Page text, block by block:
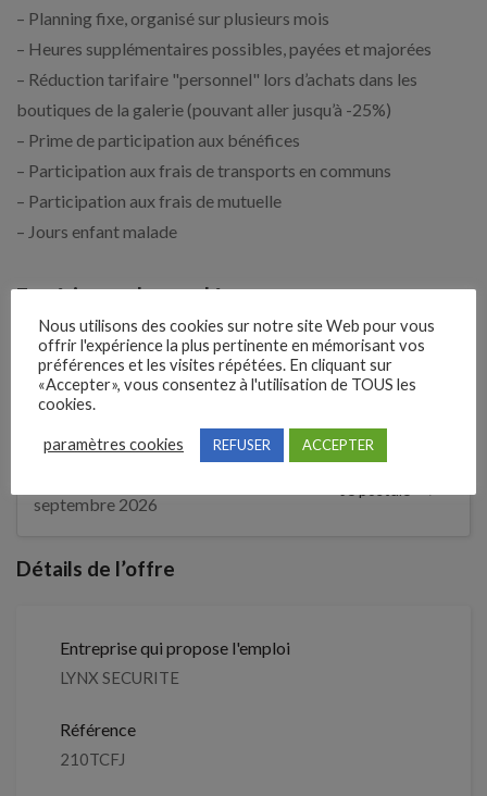
– Planning fixe, organisé sur plusieurs mois
– Heures supplémentaires possibles, payées et majorées
– Réduction tarifaire "personnel" lors d’achats dans les
boutiques de la galerie (pouvant aller jusqu’à -25%)
– Prime de participation aux bénéfices
– Participation aux frais de transports en communs
– Participation aux frais de mutuelle
– Jours enfant malade
Expérience demandée
Débutant accepté
septembre 2026
Détails de l’offre
Entreprise qui propose l'emploi
LYNX SECURITE
Référence
210TCFJ
Nous utilisons des cookies sur notre site Web pour vous
offrir l'expérience la plus pertinente en mémorisant vos
préférences et les visites répétées. En cliquant sur
«Accepter», vous consentez à l'utilisation de TOUS les
cookies.
paramètres cookies REFUSER ACCEPTER